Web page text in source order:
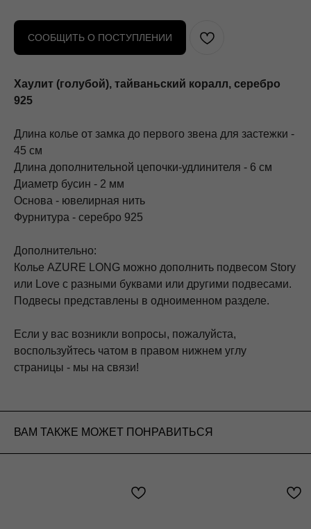
СООБЩИТЬ О ПОСТУПЛЕНИИ
Хаулит (голубой), тайваньский коралл, серебро
925
Длина колье от замка до первого звена для застежки -
45 см
Длина дополнительной цепочки-удлинителя - 6 см
Диаметр бусин - 2 мм
Основа - ювелирная нить
Фурнитура - серебро 925
Дополнительно:
Колье AZURE LONG можно дополнить подвесом Story
или Love с разными буквами или другими подвесами.
Подвесы представлены в одноименном разделе.
Если у вас возникли вопросы, пожалуйста,
воспользуйтесь чатом в правом нижнем углу
страницы - мы на связи!
ВАМ ТАКЖЕ МОЖЕТ ПОНРАВИТЬСЯ